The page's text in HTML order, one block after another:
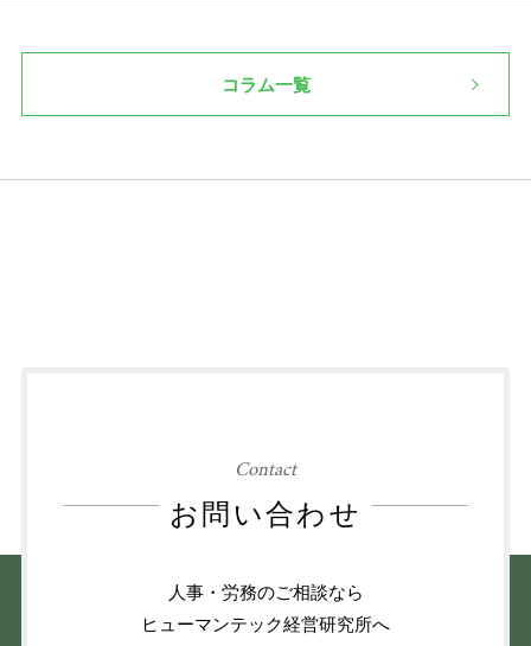
コラム一覧
Contact
お問い合わせ
人事・労務のご相談なら
ヒューマンテック経営研究所へ